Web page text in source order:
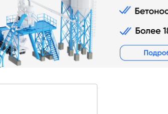
Промышленные фильтры и комплектующие
Оборудование для производства ЖБИ
Телескопические загрузчики